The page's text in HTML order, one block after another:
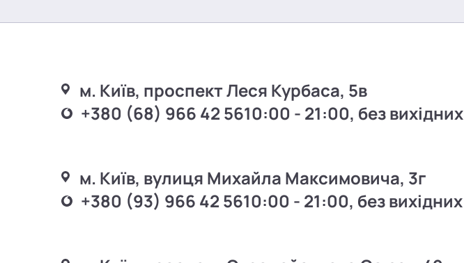
м. Київ, проспект Леся Курбаса, 5в
+380 (68) 966 42 5610:00 - 21:00, без вихідних
м. Київ, вулиця Михайла Максимовича, 3г
+380 (93) 966 42 5610:00 - 21:00, без вихідних